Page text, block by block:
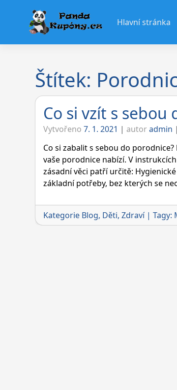
Hlavní stránka
Štítek:
Co si vzít s sebou
Vytvořeno 7. 1. 2021 | autoradmin |
Co si zabalit s sebou do
vaše porodnice nabízí. V
zásadní věci patří určitě:
základní potřeby, bez kterých se
Kategorie Blog, Děti, Zdraví| Tagy: